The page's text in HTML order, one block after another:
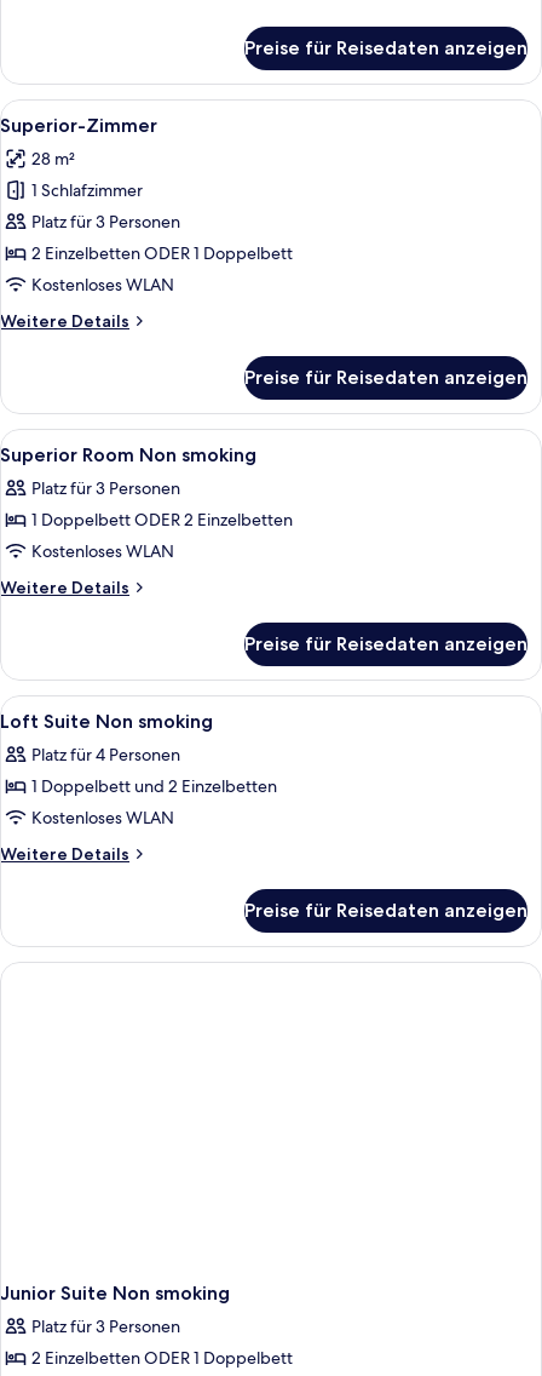
bedroom
Villa
with
private
pool
Preise für Reisedaten anzeigen
Alle
Fotos
für
Superior-
Zimmer
anzeigen
Ein modernes Schlafzimmer mit
3
Superior-Zimmer
28 m²
1 Schlafzimmer
Platz für 3 Personen
2 Einzelbetten ODER 1 Doppelbett
Kostenloses WLAN
Weitere Details
Weitere
Zimmer
Preise für Reisedaten anzeigen
Alle
Fotos
für
Superior
Room
Non
Badezimmer | Kostenlose
1
Superior Room Non smoking
Platz für 3 Personen
1 Doppelbett ODER 2 Einzelbetten
Kostenloses WLAN
Weitere Details
Weitere
Room
Non
smoking
Preise für Reisedaten anzeigen
Alle
Fotos
für
Loft
Suite
Non
Hochwertige Bettwaren,
2
Loft Suite Non smoking
Platz für 4 Personen
1 Doppelbett und 2 Einzelbetten
Kostenloses WLAN
Weitere Details
Weitere
Suite
Non
smoking
Preise für Reisedaten anzeigen
Junior Suite Non smoking
Platz für 3 Personen
2 Einzelbetten ODER 1 Doppelbett